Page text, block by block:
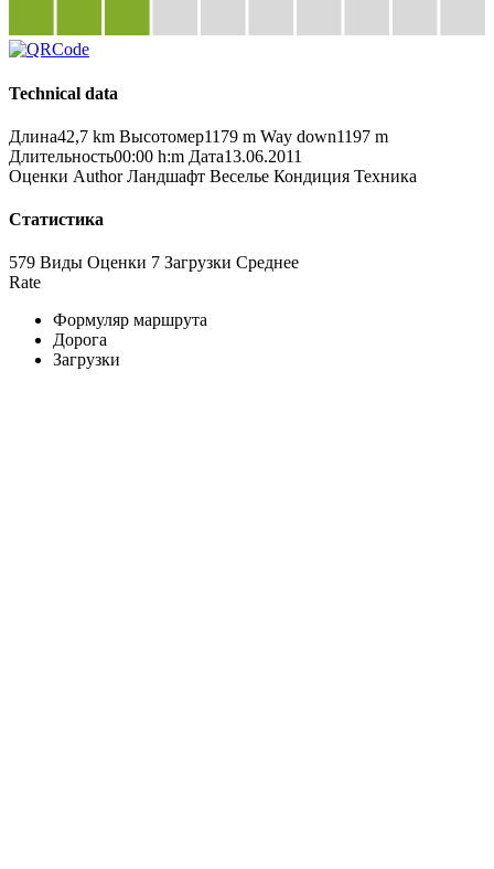
Technical data
Длина42,7 km Высотомер1179 m Way down1197 m
Длительность00:00 h:m Дата13.06.2011
Оценки Author Ландшафт Веселье Кондиция Техника
Статистика
579 Виды Оценки 7 Загрузки Среднее
Rate
Формуляр маршрута
Дорога
Загрузки